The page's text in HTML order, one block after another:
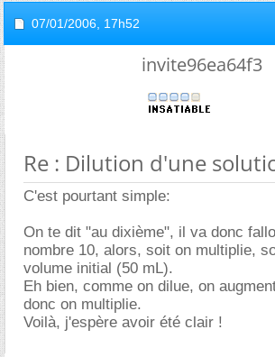
07/01/2006, 17h52
invite96ea64f3
Re : Dilution d'une
C'est pourtant simple:
On te dit "au dixième", il va donc
nombre 10, alors, soit on multiplie,
volume initial (50 mL).
Eh bien, comme on dilue, on
donc on multiplie.
Voilà, j'espère avoir été clair !